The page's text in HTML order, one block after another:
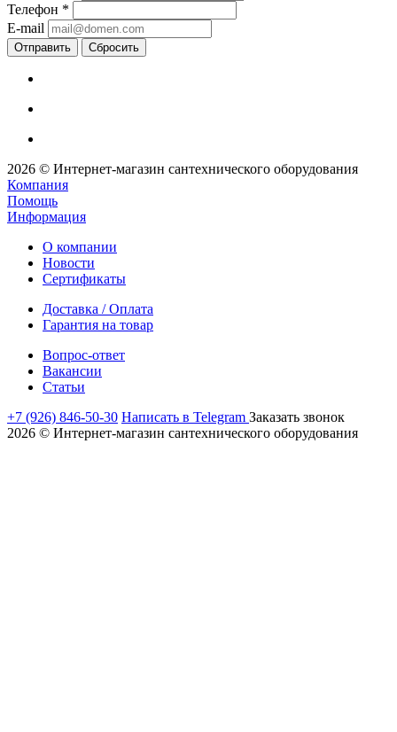
Телефон *
E-mail
Сбросить
2026 © Интернет-магазин сантехнического оборудования
Компания
Помощь
Информация
О компании
Новости
Сертификаты
Доставка / Оплата
Гарантия на товар
Вопрос-ответ
Вакансии
Статьи
+7 (926) 846-50-30 Написать в Telegram Заказать звонок
2026 © Интернет-магазин сантехнического оборудования